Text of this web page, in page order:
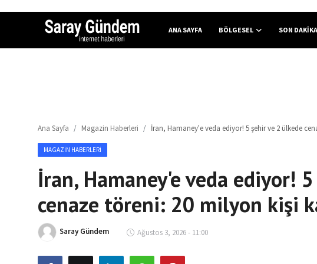
ANA SAYFA BÖLGESEL SON DAKIKA
Son Dakika
Teknoloji Haberleri
Magazin Haberleri
Ana Sayfa Magazin Haberleri İran, Hamaney'e veda ediyor! 5 şehir ve 2 ülkede
MAGAZIN HABERLERI
İran, Hamaney'e veda ediyor!
cenaze töreni: 20 milyon kişi
Saray Gündem Ağustos 3, 2026 - 11:00